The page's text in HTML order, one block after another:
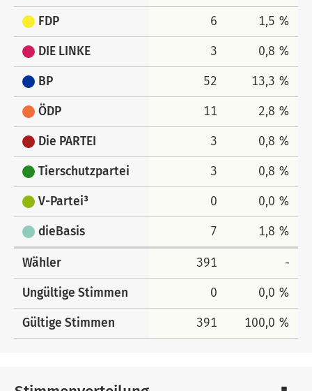
FDP 6 1,5 %
DIE LINKE 3 0,8 %
BP 52 13,3 %
ÖDP 11 2,8 %
Die PARTEI 3 0,8 %
Tierschutzpartei 3 0,8 %
V-Partei³ 0 0,0 %
dieBasis 7 1,8 %
Wähler 391 -
Ungültige Stimmen 0 0,0 %
Gültige Stimmen 391 100,0 %